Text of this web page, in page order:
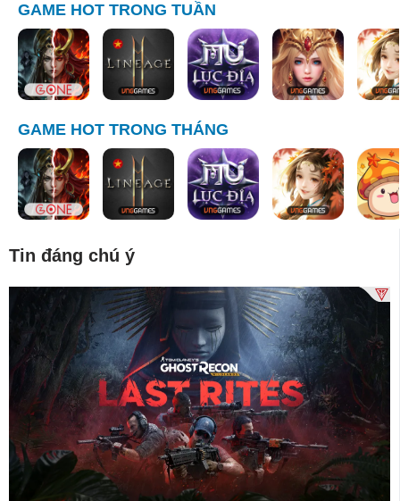
GAME HOT TRONG TUẦN
GAME HOT TRONG THÁNG
Tin đáng chú ý